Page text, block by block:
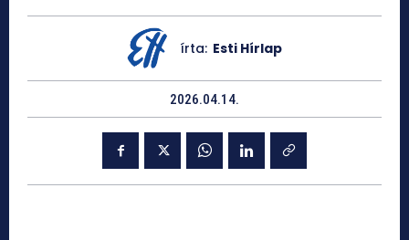
írta: Esti Hírlap
2026.04.14.